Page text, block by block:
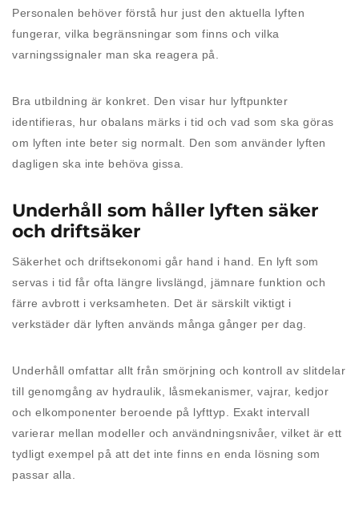
Personalen behöver förstå hur just den aktuella lyften
fungerar, vilka begränsningar som finns och vilka
varningssignaler man ska reagera på.
Bra utbildning är konkret. Den visar hur lyftpunkter
identifieras, hur obalans märks i tid och vad som ska göras
om lyften inte beter sig normalt. Den som använder lyften
dagligen ska inte behöva gissa.
Underhåll som håller lyften säker
och driftsäker
Säkerhet och driftsekonomi går hand i hand. En lyft som
servas i tid får ofta längre livslängd, jämnare funktion och
färre avbrott i verksamheten. Det är särskilt viktigt i
verkstäder där lyften används många gånger per dag.
Underhåll omfattar allt från smörjning och kontroll av slitdelar
till genomgång av hydraulik, låsmekanismer, vajrar, kedjor
och elkomponenter beroende på lyfttyp. Exakt intervall
varierar mellan modeller och användningsnivåer, vilket är ett
tydligt exempel på att det inte finns en enda lösning som
passar alla.